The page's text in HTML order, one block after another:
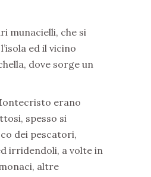
munacielli, che si
ed il vicino
dove sorge un
erano
spesso si
dei pescatori,
irridendoli, a volte in
altre